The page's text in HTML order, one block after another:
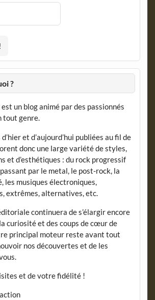
?
un blog animé par des passionnés
tout genre.
et d’aujourd’hui publiées au fil de
donc une large variété de styles,
et d’esthétiques : du rock progressif
par le metal, le post-rock, la
les musiques électroniques,
extrêmes, alternatives, etc.
continuera de s’élargir encore
curiosité et des coups de cœur de
principal moteur reste avant tout
nos découvertes et de les
et de votre fidélité !